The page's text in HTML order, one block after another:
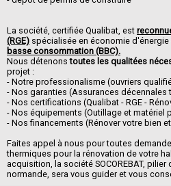
La société, certifiée Qualibat, est
(RGE) spécialisée en économie d'énergie
basse consommation (BBC).
Nous détenonstoutes les qualitées
projet :
- Notre professionalisme (ouvriers
- Nos garanties (Assurances
- Nos certifications (Qualibat - RGE -
- Nos équipements (Outillage et matériel
- Nos financements (Rénover votre bien
Faites appel à nous pour toutes
thermiques pour la rénovation de votre
acquisition, la société SOCOREBAT,
normande, sera vous guider et vous